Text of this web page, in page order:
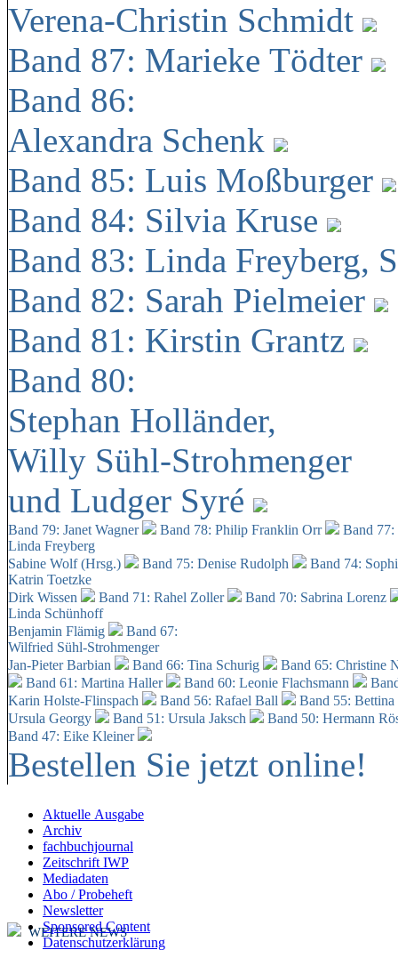
Verena-Christin Schmidt
Band 87: Marieke Tödter
Band 86:
Alexandra Schenk
Band 85: Luis Moßburger
Band 84: Silvia Kruse
Band 83: Linda Freyberg,
Band 82: Sarah Pielmeier
Band 81: Kirstin Grantz
Band 80:
Stephan Holländer,
Willy Sühl-Strohmenger
und Ludger Syré
Band 79: Janet Wagner Band 78: Philip Franklin Orr
Band
Linda Freyberg
Sabine Wolf (Hrsg.)
Band 75: Denise Rudolph
Band 74:
Katrin Toetzke
Dirk Wissen
Band 71: Rahel Zoller
Band 70: Sabrina Lorenz
Linda Schünhoff
Benjamin Flämig
Band 67:
Wilfried Sühl-Strohmenger
Jan-Pieter Barbian
Band 66: Tina Schurig
Band 65: Christine
Band 61: Martina Haller
Band 60: Leonie Flachsmann
Karin Holste-Flinspach
Band 56: Rafael Ball
Band 55:
Ursula Georgy
Band 51: Ursula Jaksch Band 50: Hermann
Band 47: Eike Kleiner
Bestellen Sie jetzt online!
Aktuelle Ausgabe
Archiv
fachbuchjournal
Zeitschrift IWP
Mediadaten
Abo / Probeheft
Newsletter
Sponsored Content
Datenschutzerklärung
WEITERE NEWS